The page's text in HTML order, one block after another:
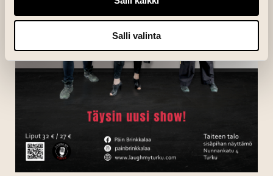
Salli valinta